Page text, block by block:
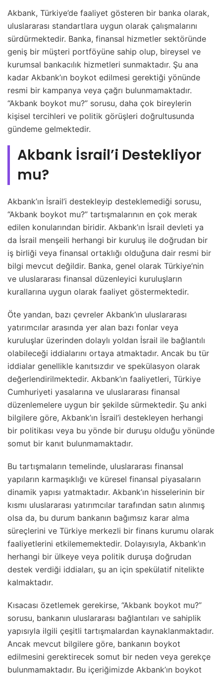
Akbank, Türkiye’de faaliyet gösteren bir banka olarak,
uluslararası standartlara uygun olarak çalışmalarını
sürdürmektedir. Banka, finansal hizmetler sektöründe
geniş bir müşteri portföyüne sahip olup, bireysel ve
kurumsal bankacılık hizmetleri sunmaktadır. Şu ana
kadar Akbank’ın boykot edilmesi gerektiği yönünde
resmi bir kampanya veya çağrı bulunmamaktadır.
“Akbank boykot mu?” sorusu, daha çok bireylerin
kişisel tercihleri ve politik görüşleri doğrultusunda
gündeme gelmektedir.
Akbank İsrail’i Destekliyor
mu?
Akbank’ın İsrail’i destekleyip desteklemediği sorusu,
“Akbank boykot mu?” tartışmalarının en çok merak
edilen konularından biridir. Akbank’ın İsrail devleti ya
da İsrail menşeili herhangi bir kuruluş ile doğrudan bir
iş birliği veya finansal ortaklığı olduğuna dair resmi bir
bilgi mevcut değildir. Banka, genel olarak Türkiye’nin
ve uluslararası finansal düzenleyici kuruluşların
kurallarına uygun olarak faaliyet göstermektedir.
Öte yandan, bazı çevreler Akbank’ın uluslararası
yatırımcılar arasında yer alan bazı fonlar veya
kuruluşlar üzerinden dolaylı yoldan İsrail ile bağlantılı
olabileceği iddialarını ortaya atmaktadır. Ancak bu tür
iddialar genellikle kanıtsızdır ve spekülasyon olarak
değerlendirilmektedir. Akbank’ın faaliyetleri, Türkiye
Cumhuriyeti yasalarına ve uluslararası finansal
düzenlemelere uygun bir şekilde sürmektedir. Şu anki
bilgilere göre, Akbank’ın İsrail’i destekleyen herhangi
bir politikası veya bu yönde bir duruşu olduğu yönünde
somut bir kanıt bulunmamaktadır.
Bu tartışmaların temelinde, uluslararası finansal
yapıların karmaşıklığı ve küresel finansal piyasaların
dinamik yapısı yatmaktadır. Akbank’ın hisselerinin bir
kısmı uluslararası yatırımcılar tarafından satın alınmış
olsa da, bu durum bankanın bağımsız karar alma
süreçlerini ve Türkiye merkezli bir finans kurumu olarak
faaliyetlerini etkilememektedir. Dolayısıyla, Akbank’ın
herhangi bir ülkeye veya politik duruşa doğrudan
destek verdiği iddiaları, şu an için spekülatif nitelikte
kalmaktadır.
Kısacası özetlemek gerekirse, “Akbank boykot mu?”
sorusu, bankanın uluslararası bağlantıları ve sahiplik
yapısıyla ilgili çeşitli tartışmalardan kaynaklanmaktadır.
Ancak mevcut bilgilere göre, bankanın boykot
edilmesini gerektirecek somut bir neden veya gerekçe
bulunmamaktadır. Bu içeriğimizde Akbank’ın boykot